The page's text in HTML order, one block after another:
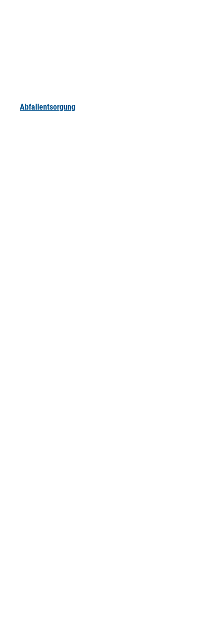
Abfallentsorgung